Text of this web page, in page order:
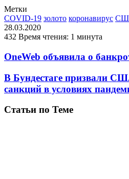
Метки
COVID-19 золото коронавирус
28.03.2020
432 Время чтения: 1 минута
OneWeb объявила о
В Бундестаге призвали
санкций в условиях
Статьи по Теме